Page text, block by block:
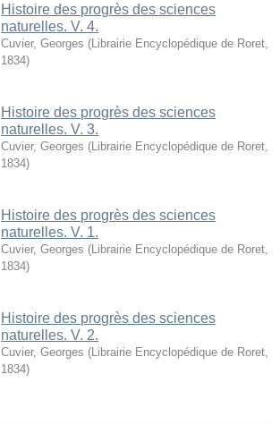
Histoire des progrès des sciences
naturelles. V. 4.
Cuvier, Georges ( Librairie Encyclopédique de Roret
1834)
Histoire des progrès des sciences
naturelles. V. 3.
Cuvier, Georges ( Librairie Encyclopédique de Roret
1834)
Histoire des progrès des sciences
naturelles. V. 1.
Cuvier, Georges ( Librairie Encyclopédique de Roret
1834)
Histoire des progrès des sciences
naturelles. V. 2.
Cuvier, Georges ( Librairie Encyclopédique de Roret
1834)